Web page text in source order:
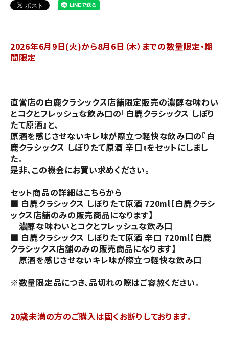
2026年6月9日(火)から8月6日（木）までの数量限定・期
間限定
直営店の白鹿クラシックス店舗限定販売の濃醇な味わい
とコクとフレッシュな飲み口の『白鹿クラシックス しぼり
たて原酒』と、
原酒を感じさせないキレ味が際立つ軽快な飲み口の『白
鹿クラシックス しぼりたて原酒 辛口』をセットにしまし
た。
是非、この機会にお買い求めください。
セット商品の詳細はこちらから
■ 白鹿クラシックス しぼりたて原酒 720ml【白鹿クラシ
ックス店舗のみの販売商品になります】
濃醇な味わいとコクとフレッシュな飲み口
■ 白鹿クラシックス しぼりたて原酒 辛口 720ml【白鹿
クラシックス店舗のみの販売商品になります】
原酒を感じさせないキレ味が際立つ軽快な飲み口
※数量限定品につき、品切れの際はご容赦ください。
20歳未満の方のご購入は固くお断りしております。